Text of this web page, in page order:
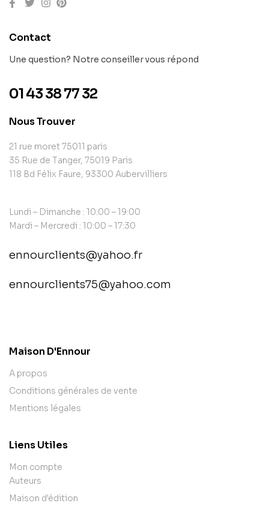
Contact
Une question? Notre conseiller vous répond
01 43 38 77 32
Nous Trouver
21 rue moret 75011 paris
35 Rue de Tanger, 75019 Paris
118 Bd Félix Faure, 93300 Aubervilliers
Lundi – Dimanche : 10:00 – 19:00
Mardi – Mercredi : 10:00 – 17:30
ennourclients@yahoo.fr
ennourclients75@yahoo.com
Maison D'Ennour
A propos
Conditions générales de vente
Mentions légales
Liens Utiles
Mon compte
Auteurs
Maison d'édition